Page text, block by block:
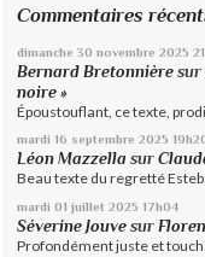
Commentaires
dimanche 30 novembre 2025
Bernard Bretonnière sur
noire »
Époustouflant, ce texte,
mardi 16 septembre 2025
Léon Mazzella sur
Beau texte du regretté
mardi 01 juillet 2025 17h04
Séverine Jouve sur
Profondément juste et